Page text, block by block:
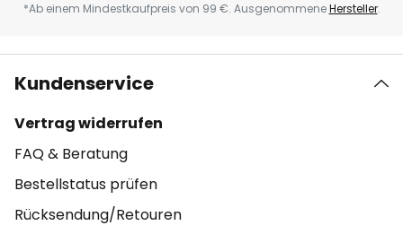
*Ab einem Mindestkaufpreis von 99 €. AusgenommeneHersteller.
Kundenservice
Vertrag widerrufen
FAQ & Beratung
Bestellstatus prüfen
Rücksendung/Retouren